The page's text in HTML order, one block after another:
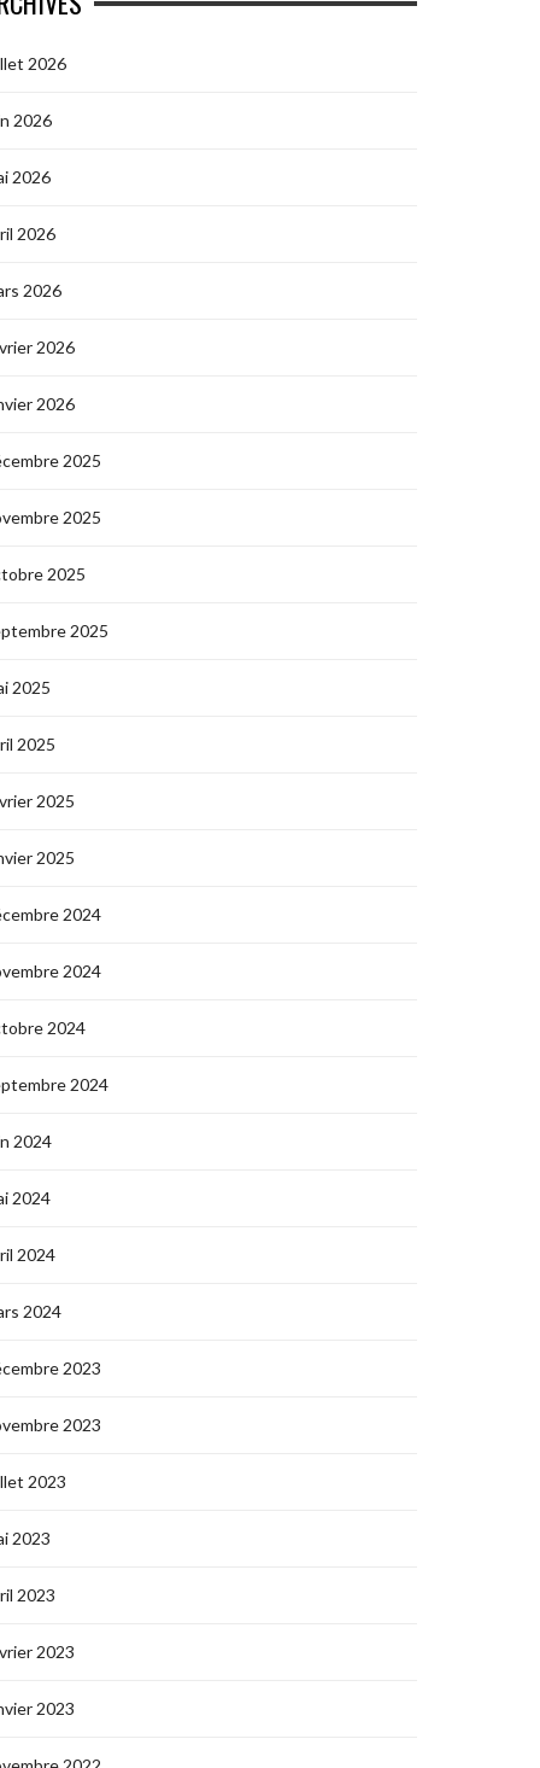
2026
2026
2026
2026
2026
2026
2026
2025
2025
2025
2025
2025
2025
2025
2025
2024
2024
2024
2024
2024
2024
2024
2024
2023
2023
2023
2023
2023
2023
2023